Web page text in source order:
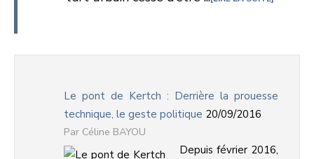
Le pont de Kertch : Derrière la prouesse
technique, le geste politique 20/09/2016
Céline BAYOU
Depuis février 2016,